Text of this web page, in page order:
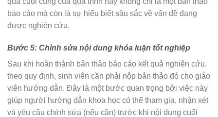
báo cáo mà còn là sự hiểu biết sâu sắc về vấn đề đang
được nghiên cứu.
Bước 5: Chỉnh sửa nội dung khóa luận tốt nghiệp
Sau khi hoàn thành bản thảo báo cáo kết quả nghiên cứu,
theo quy định, sinh viên cần phải nộp bản thảo đó cho giáo
viên hướng dẫn. Đây là một bước quan trọng bởi việc này
giúp người hướng dẫn khoa học có thể tham gia, nhận xét
và yêu cầu chỉnh sửa (nếu cần) trước khi nội dung cuối